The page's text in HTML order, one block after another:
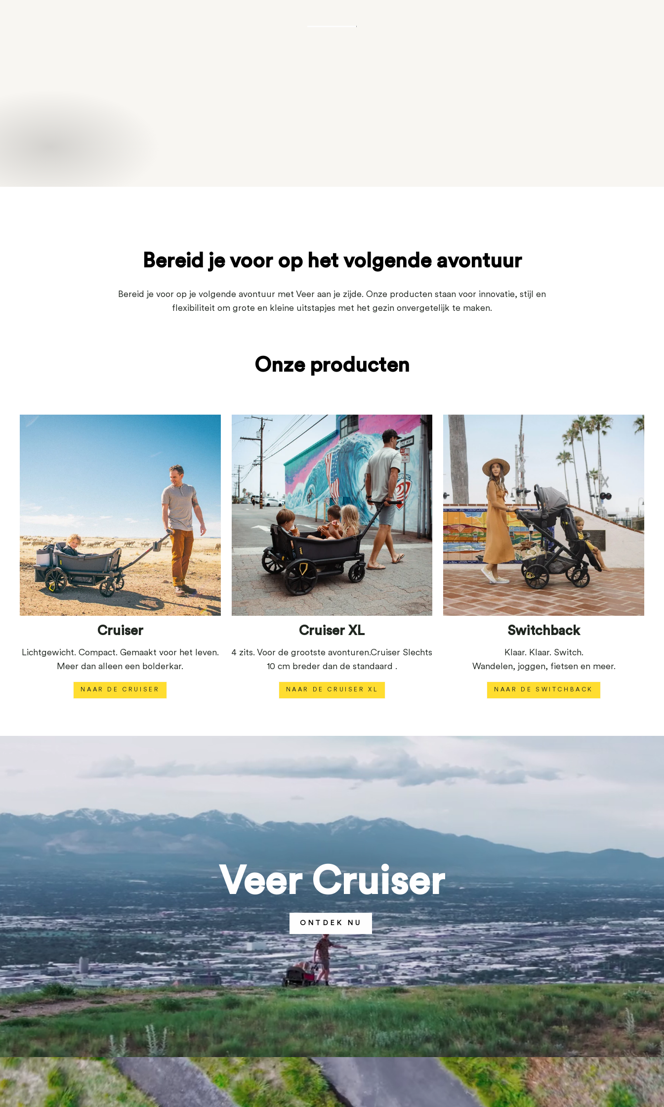
Bereid je voor op het volgende avontuur
Bereid je voor op je volgende avontuur met Veer aan je zijde. Onze producten staan voor innovatie, stijl en
flexibiliteit om grote en kleine uitstapjes met het gezin onvergetelijk te maken.
Onze producten
Cruiser
Lichtgewicht. Compact. Gemaakt voor het leven.
Meer dan alleen een bolderkar.
NAAR DE CRUISER
Cruiser XL
4 zits. Voor de grootste avonturen.Cruiser Slechts
10 cm breder dan de standaard .
NAAR DE CRUISER XL
Switchback
Klaar. Klaar. Switch.
Wandelen, joggen, fietsen en meer.
NAAR DE SWITCHBACK
Veer Cruiser
ONTDEK NU